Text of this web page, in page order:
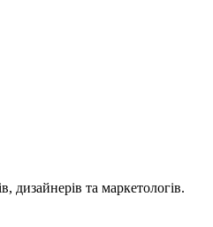
дизайнерів та маркетологів.